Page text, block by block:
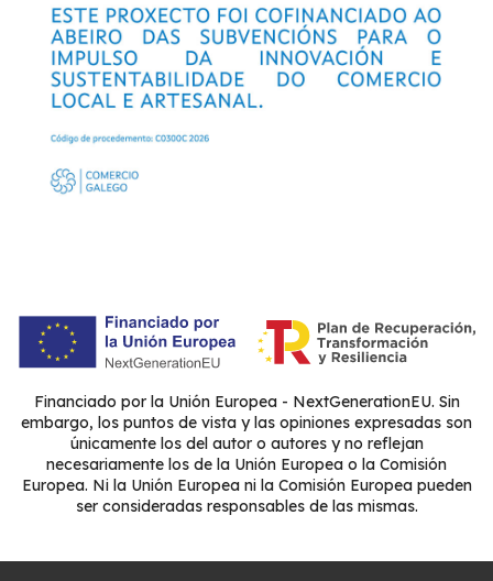
Financiado por la Unión Europea - NextGenerationEU. Sin
embargo, los puntos de vista y las opiniones expresadas son
únicamente los del autor o autores y no reflejan
necesariamente los de la Unión Europea o la Comisión
Europea. Ni la Unión Europea ni la Comisión Europea pueden
ser consideradas responsables de las mismas.